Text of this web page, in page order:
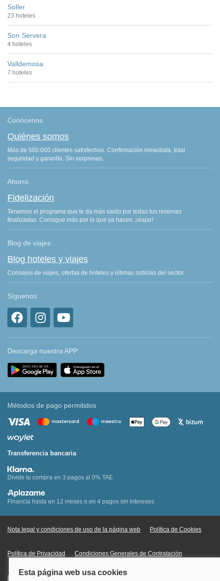
Soller
23 hoteles
Son Servera
4 hoteles
Valldemosa
7 hoteles
Conócenos
Quiénes somos
Más de 500.000 clientes satisfechos. Confirmación inmediata, total
seguridad y garantía. Sin sorpresas.
Ahorro
Fidelización
Tenemos el programa que te da más saldo por todas tus reservas
finalizadas. Consigue más por lo que ya haces: ¡viajar!
Blog de viajes
Blog hoteles y viajes
Consejos de viajes, ofertas de hoteles y últimas noticias del sector.
Síguenos
Descarga nuestra APP
Métodos de pago permitidos
Transferencia bancaria
Divide tu compra en 3 pagos al 0% TAE
Financia hasta en 12 meses o en 4 pagos sin intereses
Nota legal y condiciones de uso de la página web Política de Cookies
Política de Privacidad Condiciones Generales de Contratación
Información Legal sobre Mercados en Línea